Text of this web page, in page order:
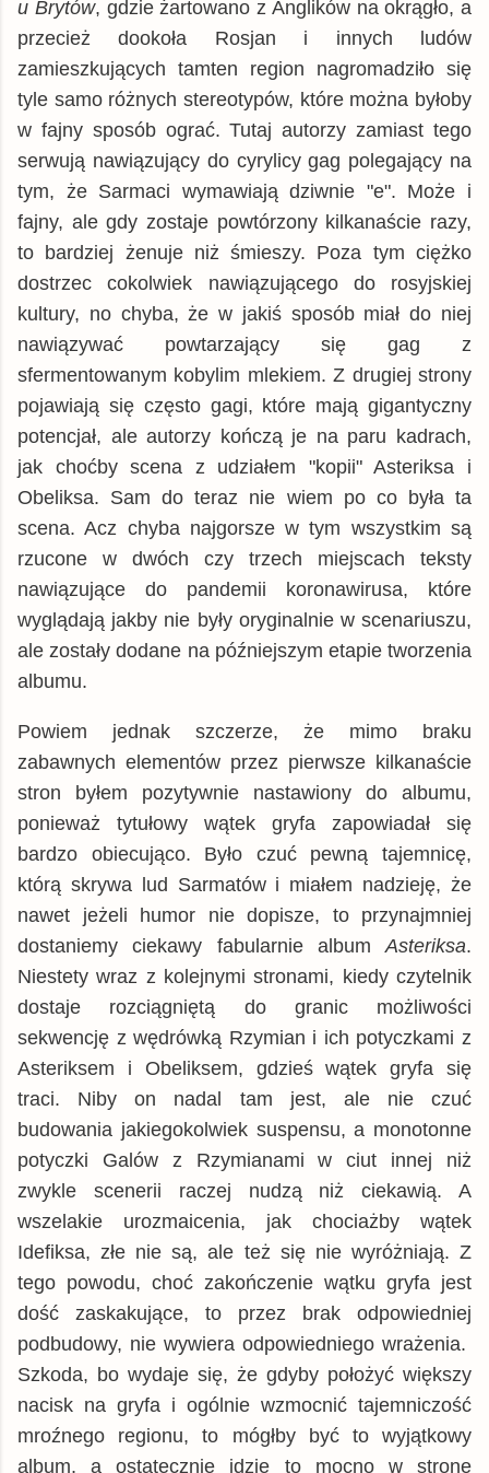
u Brytów, gdzie żartowano z Anglików na okrągło, a
przecież dookoła Rosjan i innych ludów
zamieszkujących tamten region nagromadziło się
tyle samo różnych stereotypów, które można byłoby
w fajny sposób ograć. Tutaj autorzy zamiast tego
serwują nawiązujący do cyrylicy gag polegający na
tym, że Sarmaci wymawiają dziwnie "e". Może i
fajny, ale gdy zostaje powtórzony kilkanaście razy,
to bardziej żenuje niż śmieszy. Poza tym ciężko
dostrzec cokolwiek nawiązującego do rosyjskiej
kultury, no chyba, że w jakiś sposób miał do niej
nawiązywać powtarzający się gag z
sfermentowanym kobylim mlekiem. Z drugiej strony
pojawiają się często gagi, które mają gigantyczny
potencjał, ale autorzy kończą je na paru kadrach,
jak choćby scena z udziałem "kopii" Asteriksa i
Obeliksa. Sam do teraz nie wiem po co była ta
scena. Acz chyba najgorsze w tym wszystkim są
rzucone w dwóch czy trzech miejscach teksty
nawiązujące do pandemii koronawirusa, które
wyglądają jakby nie były oryginalnie w scenariuszu,
ale zostały dodane na późniejszym etapie tworzenia
albumu.
Powiem jednak szczerze, że mimo braku
zabawnych elementów przez pierwsze kilkanaście
stron byłem pozytywnie nastawiony do albumu,
ponieważ tytułowy wątek gryfa zapowiadał się
bardzo obiecująco. Było czuć pewną tajemnicę,
którą skrywa lud Sarmatów i miałem nadzieję, że
nawet jeżeli humor nie dopisze, to przynajmniej
dostaniemy ciekawy fabularnie album Asteriksa.
Niestety wraz z kolejnymi stronami, kiedy czytelnik
dostaje rozciągniętą do granic możliwości
sekwencję z wędrówką Rzymian i ich potyczkami z
Asteriksem i Obeliksem, gdzieś wątek gryfa się
traci. Niby on nadal tam jest, ale nie czuć
budowania jakiegokolwiek suspensu, a monotonne
potyczki Galów z Rzymianami w ciut innej niż
zwykle scenerii raczej nudzą niż ciekawią. A
wszelakie urozmaicenia, jak chociażby wątek
Idefiksa, złe nie są, ale też się nie wyróżniają. Z
tego powodu, choć zakończenie wątku gryfa jest
dość zaskakujące, to przez brak odpowiedniej
podbudowy, nie wywiera odpowiedniego wrażenia.
Szkoda, bo wydaje się, że gdyby położyć większy
nacisk na gryfa i ogólnie wzmocnić tajemniczość
mroźnego regionu, to mógłby być to wyjątkowy
album, a ostatecznie idzie to mocno w stronę